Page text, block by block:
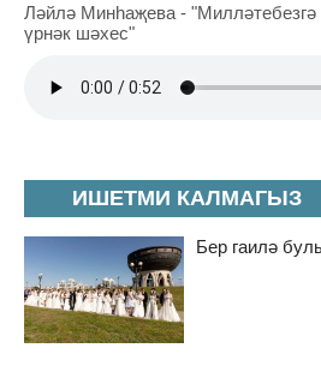
ИШЕТМИ КАЛМАГЫЗ
Бер гаилә
Ләйлә Минһаҗева - "Милләтебезгә
үрнәк шәхес"